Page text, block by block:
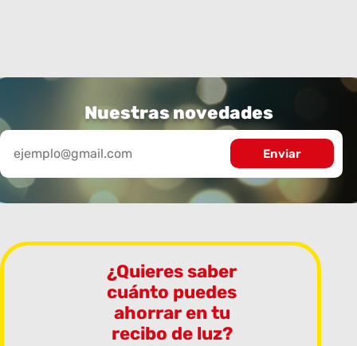
Nuestras novedades
¿Quieres saber
cuánto puedes
ahorrar en tu
recibo de luz?